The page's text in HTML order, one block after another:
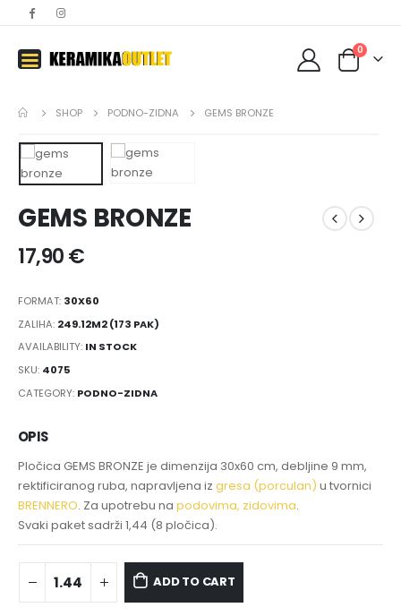
0
SHOP PODNO-ZIDNA GEMS BRONZE
GEMS BRONZE
17,90€
FORMAT: 30X60
ZALIHA: 249.12M2 (173 PAK)
AVAILABILITY: IN STOCK
SKU: 4075
CATEGORY: PODNO-ZIDNA
OPIS
Pločica GEMS BRONZE je dimenzija 30x60 cm, debljine 9 mm,
rektificiranog ruba, napravljena iz gresa (porculan) u tvornici
BRENNERO. Za upotrebu na podovima, zidovima.
Svaki paket sadrži 1,44 (8 pločica).
ADD TO CART